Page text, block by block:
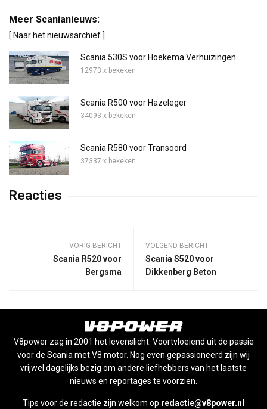
Meer Scanianieuws:
[ Naar het nieuwsarchief ]
Scania 530S voor Hoekema Verhuizingen
12973 x bekeken
Scania R500 voor Hazeleger
34093 x bekeken
Scania R580 voor Transoord
37337 x bekeken
Reacties
VORIG BERICHT
Scania R520 voor
Bergsma
VOLGEND BERICHT
Scania S520 voor
Dikkenberg Beton
V8power zag in 2001 het levenslicht. Voortvloeiend uit de passie
voor de Scania met V8 motor. Nog even gepassioneerd zijn wij
vrijwel dagelijks bezig om andere liefhebbers van het laatste
nieuws en reportages te voorzien.
Tips voor de redactie zijn welkom op redactie@v8power.nl